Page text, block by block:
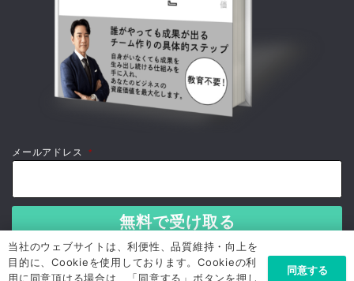
メールアドレス *
当社のウェブサイトは、利便性、品質維持・向上を
目的に、Cookieを使用しております。Cookieの利
用に同意頂ける場合は、「同意する」ボタンを押し
同意する